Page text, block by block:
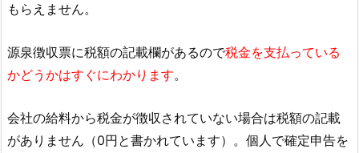
もらえません。
源泉徴収票に税額の記載欄があるので税金を支払っている
かどうかはすぐにわかります。
会社の給料から税金が徴収されていない場合は税額の記載
がありません（0円と書かれています）。個人で確定申告を